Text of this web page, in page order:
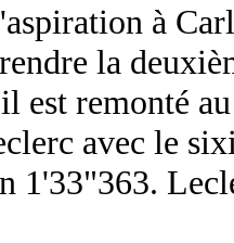
à
la
est remonté
avec le
1'33"363.